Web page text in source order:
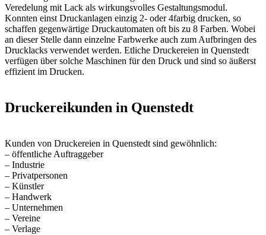
Veredelung mit Lack als wirkungsvolles Gestaltungsmodul.
Konnten einst Druckanlagen einzig 2- oder 4farbig drucken, so
schaffen gegenwärtige Druckautomaten oft bis zu 8 Farben. Wobei
an dieser Stelle dann einzelne Farbwerke auch zum Aufbringen des
Drucklacks verwendet werden. Etliche Druckereien in Quenstedt
verfügen über solche Maschinen für den Druck und sind so äußerst
effizient im Drucken.
Druckereikunden in Quenstedt
Kunden von Druckereien in Quenstedt sind gewöhnlich:
– öffentliche Auftraggeber
– Industrie
– Privatpersonen
– Künstler
– Handwerk
– Unternehmen
– Vereine
– Verlage